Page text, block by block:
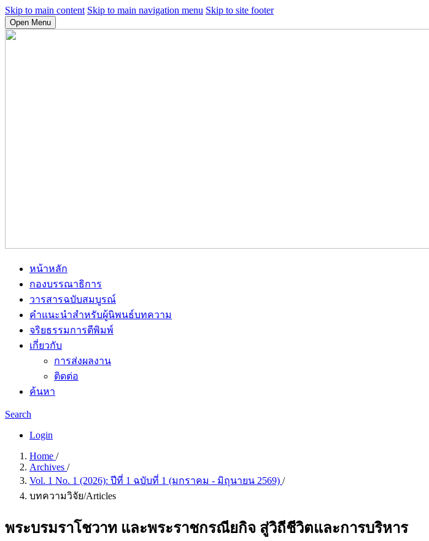
Skip to main content Skip to main navigation menu Skip to site footer
Open Menu
หน้าหลัก
กองบรรณาธิการ
วารสารฉบับสมบูรณ์
คำแนะนำสำหรับผู้นิพนธ์บทความ
จริยธรรมการตีพิมพ์
เกี่ยวกับ
การส่งผลงาน
ติดต่อ
ค้นหา
Search
Login
Home /
Archives /
Vol. 1 No. 1 (2026): ปีที่ 1 ฉบับที่ 1 (มกราคม - มิถุนายน 2569) /
บทความวิจัย/Articles
พระบรมราโชวาท และพระราชกรณียกิจ สู่วิถีชีวิตและการบริหาร